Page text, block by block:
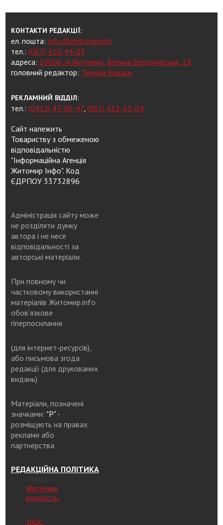
КОНТАКТИ РЕДАКЦІЇ:
ел. пошта: info@zhitomir.info
тел.: (067) 410-44-05
адреса: 10008, м.Житомир, Велика Бердичівська, 19
головний редактор: Тамара Коваль
РЕКЛАМНИЙ ВІДДІЛ:
тел.: (0412) 47-00-47, (067) 412-63-04
Сайт належить
Товариству з обмеженою
відповідальністю
"Інформаційна Агенція
Житомир Інфо". Код
ЄДРПОУ 33732896
Адміністрація сайту може
не розділяти думку
автора і не несе
відповідальності за
авторські матеріали.
При повному чи
частковому використанні
матеріалів Житомир.info
обов’язкове
гіперпосилання
(для інтернет-ресурсів),
або письмова згода
редакції (для друкованих
видань)
Матеріали, позначені
значками: "Р"-
розміщують на правах
реклами або
партнерства
РЕДАКЦІЙНА ПОЛІТИКА
Житомир
вологість:
тиск: